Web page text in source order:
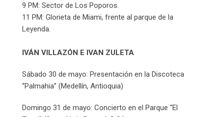
9 PM: Sector de Los Poporos.
11 PM: Glorieta de Miami, frente al parque de la
Leyenda.
IVÁN VILLAZÓN E IVAN ZULETA
Sábado 30 de mayo: Presentación en la Discoteca
“Palmahia” (Medellín, Antioquia)
Domingo 31 de mayo: Concierto en el Parque “El